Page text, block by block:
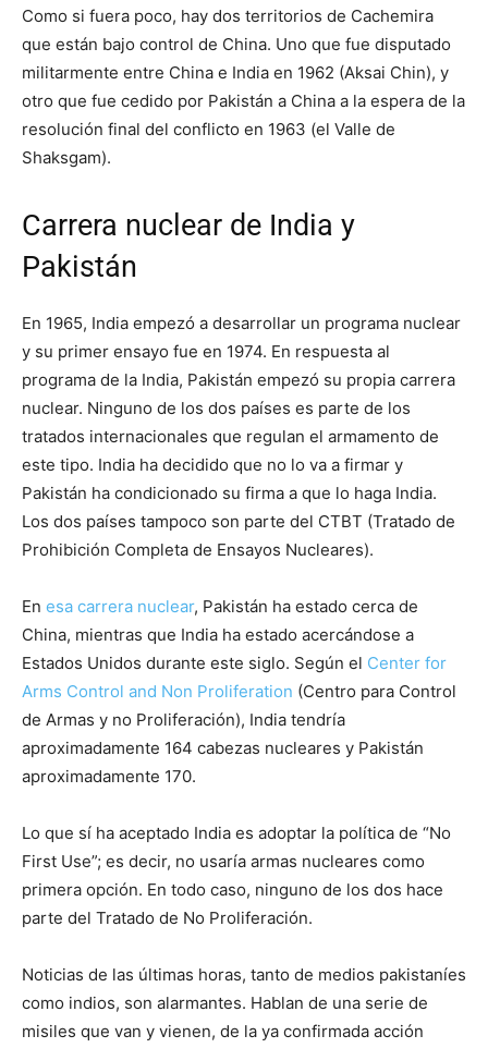
Como si fuera poco, hay dos territorios de Cachemira
que están bajo control de China. Uno que fue disputado
militarmente entre China e India en 1962 (Aksai Chin), y
otro que fue cedido por Pakistán a China a la espera de la
resolución final del conflicto en 1963 (el Valle de
Shaksgam).
Carrera nuclear de India y
Pakistán
En 1965, India empezó a desarrollar un programa nuclear
y su primer ensayo fue en 1974. En respuesta al
programa de la India, Pakistán empezó su propia carrera
nuclear. Ninguno de los dos países es parte de los
tratados internacionales que regulan el armamento de
este tipo. India ha decidido que no lo va a firmar y
Pakistán ha condicionado su firma a que lo haga India.
Los dos países tampoco son parte del CTBT (Tratado de
Prohibición Completa de Ensayos Nucleares).
En esa carrera nuclear, Pakistán ha estado cerca de
China, mientras que India ha estado acercándose a
Estados Unidos durante este siglo. Según el Center for
Arms Control and Non Proliferation (Centro para Control
de Armas y no Proliferación), India tendría
aproximadamente 164 cabezas nucleares y Pakistán
aproximadamente 170.
Lo que sí ha aceptado India es adoptar la política de “No
First Use”; es decir, no usaría armas nucleares como
primera opción. En todo caso, ninguno de los dos hace
parte del Tratado de No Proliferación.
Noticias de las últimas horas, tanto de medios pakistaníes
como indios, son alarmantes. Hablan de una serie de
misiles que van y vienen, de la ya confirmada acción